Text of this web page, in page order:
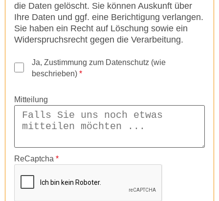
die Daten gelöscht. Sie können Auskunft über
Ihre Daten und ggf. eine Berichtigung verlangen.
Sie haben ein Recht auf Löschung sowie ein
Widerspruchsrecht gegen die Verarbeitung.
Ja, Zustimmung zum Datenschutz (wie
beschrieben) *
Mitteilung
ReCaptcha *